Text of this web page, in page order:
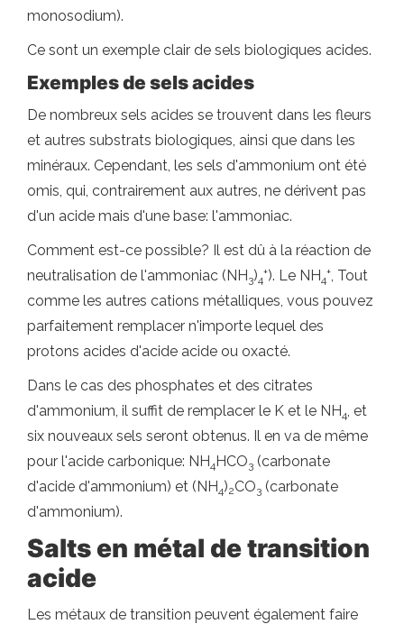
monosodium).
Ce sont un exemple clair de sels biologiques acides.
Exemples de sels acides
De nombreux sels acides se trouvent dans les fleurs
et autres substrats biologiques, ainsi que dans les
minéraux. Cependant, les sels d'ammonium ont été
omis, qui, contrairement aux autres, ne dérivent pas
d'un acide mais d'une base: l'ammoniac.
Comment est-ce possible? Il est dû à la réaction de
neutralisation de l'ammoniac (NH3)4
+). Le NH4
+, Tout
comme les autres cations métalliques, vous pouvez
parfaitement remplacer n'importe lequel des
protons acides d'acide acide ou oxacté.
Dans le cas des phosphates et des citrates
d'ammonium, il suffit de remplacer le K et le NH4, et
six nouveaux sels seront obtenus. Il en va de même
pour l'acide carbonique: NH4HCO3 (carbonate
d'acide d'ammonium) et (NH4)2CO3 (carbonate
d'ammonium).
Salts en métal de transition
acide
Les métaux de transition peuvent également faire